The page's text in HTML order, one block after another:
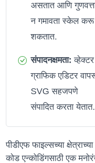
असतात आणि
न गमावता स्केल करू
शकतात.
संपादनक्षमता: व्हेक्टर
ग्राफिक एडिटर
SVG सहजपणे
संपादित करता येतात.
पीडीएफ फाइल्सच्या
कोड एन्कोडिंगसाठी एक